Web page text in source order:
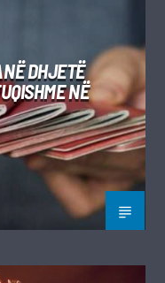
DHJETË
NË